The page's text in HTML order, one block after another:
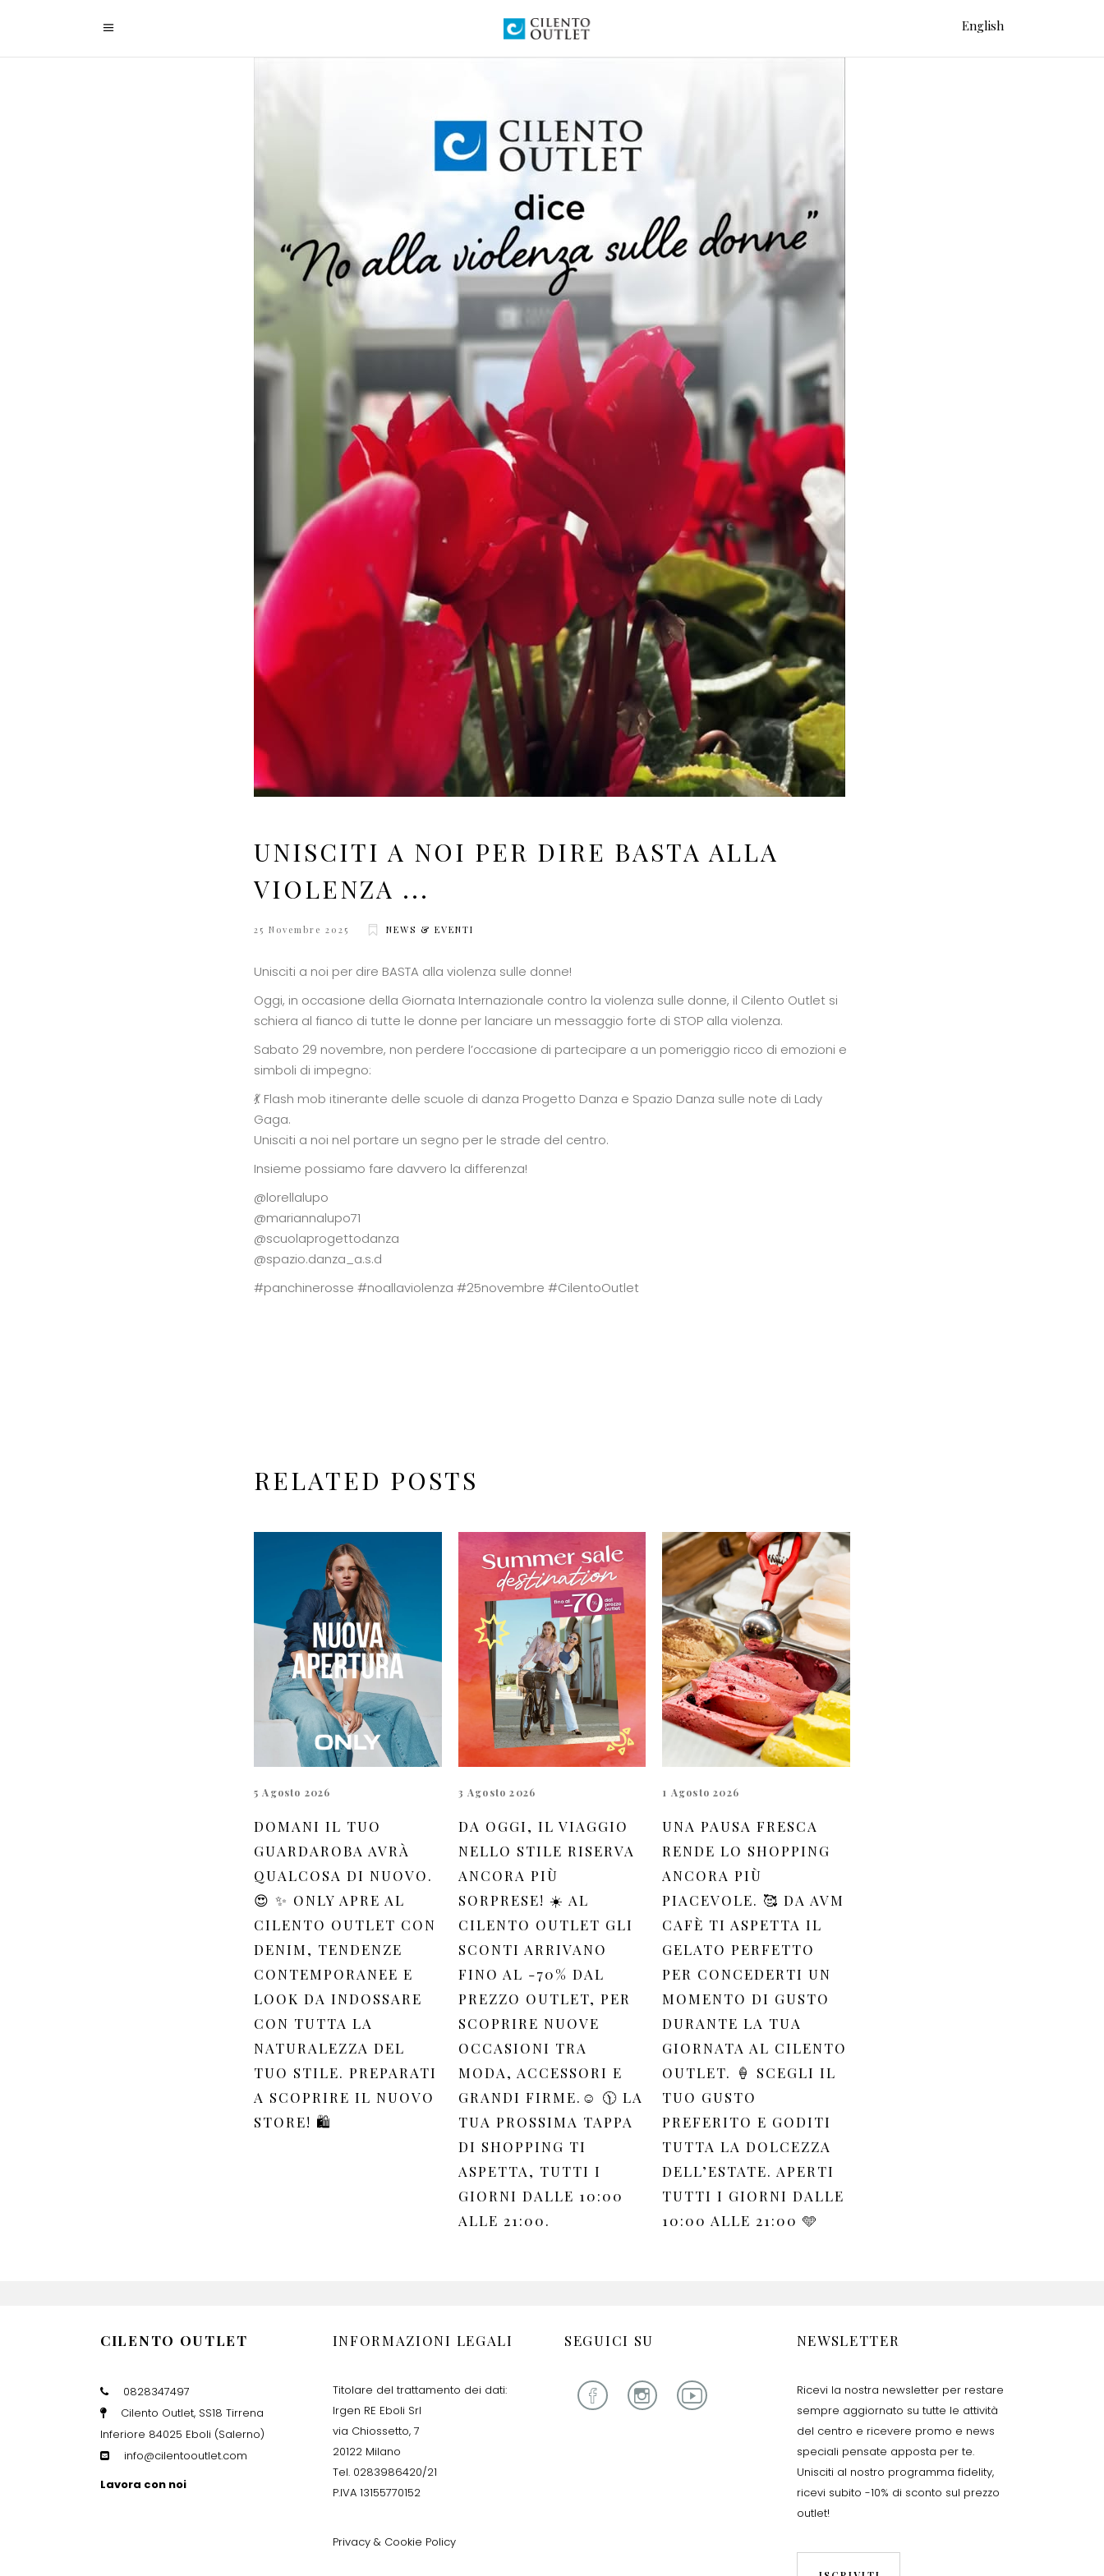
English
UNISCITI A NOI PER DIRE BASTA ALLA
VIOLENZA ...
25 Novembre 2025 NEWS & EVENTI
Unisciti a noi per dire BASTA alla violenza sulle donne!
Oggi, in occasione della Giornata Internazionale contro la violenza sulle donne, il Cilento Outlet si
schiera al fianco di tutte le donne per lanciare un messaggio forte di STOP alla violenza.
Sabato 29 novembre, non perdere l’occasione di partecipare a un pomeriggio ricco di emozioni e
simboli di impegno:
💃 Flash mob itinerante delle scuole di danza Progetto Danza e Spazio Danza sulle note di Lady
Gaga.
Unisciti a noi nel portare un segno per le strade del centro.
Insieme possiamo fare davvero la differenza!
@lorellalupo
@mariannalupo71
@scuolaprogettodanza
@spazio.danza_a.s.d
#panchinerosse #noallaviolenza #25novembre #CilentoOutlet
RELATED POSTS
5 Agosto 2026
DOMANI IL TUO
GUARDAROBA AVRÀ
QUALCOSA DI NUOVO.
😍 ✨ ONLY APRE AL
CILENTO OUTLET CON
DENIM, TENDENZE
CONTEMPORANEE E
LOOK DA INDOSSARE
CON TUTTA LA
NATURALEZZA DEL
TUO STILE. PREPARATI
A SCOPRIRE IL NUOVO
STORE! 🛍️
3 Agosto 2026
DA OGGI, IL VIAGGIO
NELLO STILE RISERVA
ANCORA PIÙ
SORPRESE! ☀️ AL
CILENTO OUTLET GLI
SCONTI ARRIVANO
FINO AL -70% DAL
PREZZO OUTLET, PER
SCOPRIRE NUOVE
OCCASIONI TRA
MODA, ACCESSORI E
GRANDI FIRME.☺️ 🕦 LA
TUA PROSSIMA TAPPA
DI SHOPPING TI
ASPETTA, TUTTI I
GIORNI DALLE 10:00
ALLE 21:00.
1 Agosto 2026
UNA PAUSA FRESCA
RENDE LO SHOPPING
ANCORA PIÙ
PIACEVOLE. 🥰 DA AVM
CAFÈ TI ASPETTA IL
GELATO PERFETTO
PER CONCEDERTI UN
MOMENTO DI GUSTO
DURANTE LA TUA
GIORNATA AL CILENTO
OUTLET. 🍦 SCEGLI IL
TUO GUSTO
PREFERITO E GODITI
TUTTA LA DOLCEZZA
DELL’ESTATE. APERTI
TUTTI I GIORNI DALLE
10:00 ALLE 21:00 🩵
CILENTO OUTLET
0828347497
Cilento Outlet, SS18 Tirrena
Inferiore 84025 Eboli (Salerno)
info@cilentooutlet.com
Lavora con noi
INFORMAZIONI LEGALI
Titolare del trattamento dei dati:
Irgen RE Eboli Srl
via Chiossetto, 7
20122 Milano
Tel. 0283986420/21
P.IVA 13155770152
Privacy & Cookie Policy
SEGUICI SU NEWSLETTER
Ricevi la nostra newsletter per restare
sempre aggiornato su tutte le attività
del centro e ricevere promo e news
speciali pensate apposta per te.
Unisciti al nostro programma fidelity,
ricevi subito -10% di sconto sul prezzo
outlet!